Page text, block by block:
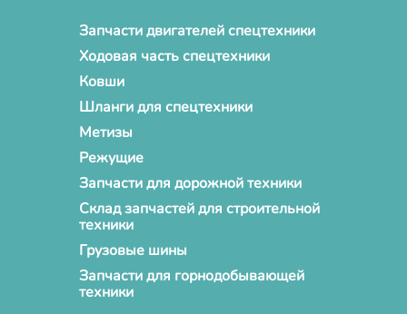
Запчасти двигателей спецтехники
Ходовая часть спецтехники
Ковши
Шланги для спецтехники
Метизы
Режущие
Запчасти для дорожной техники
Склад запчастей для строительной
техники
Грузовые шины
Запчасти для горнодобывающей
техники